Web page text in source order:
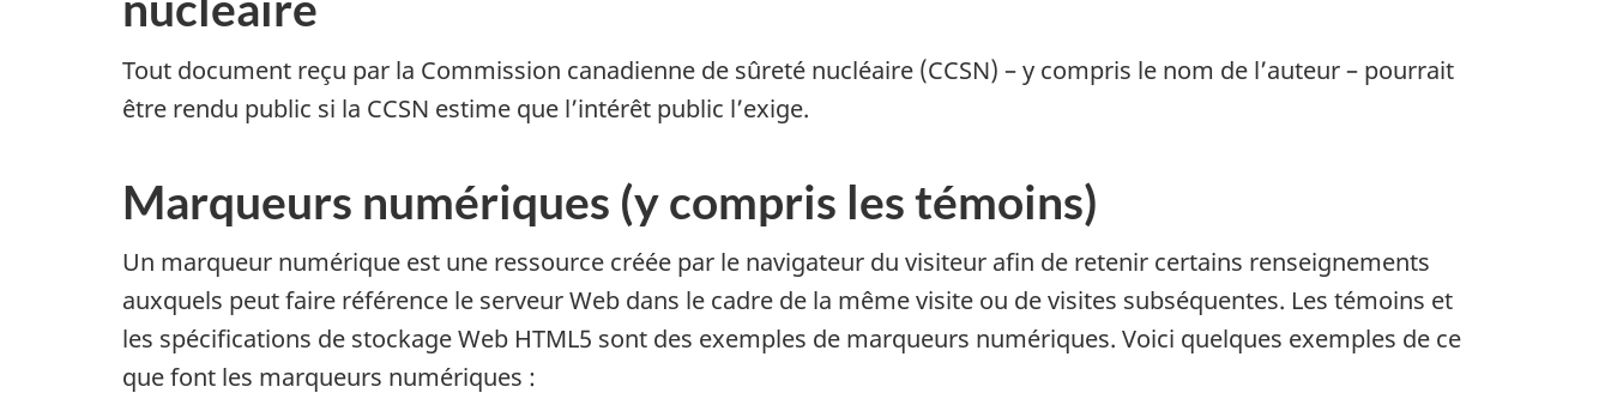
Tout document reçu par la Commission canadienne de sûreté nucléaire (CCSN) – y compris le nom de l’auteur – pourrait
être rendu public si la CCSN estime que l’intérêt public l’exige.
Marqueurs numériques (y compris les témoins)
Un marqueur numérique est une ressource créée par le navigateur du visiteur afin de retenir certains renseignements
auxquels peut faire référence le serveur Web dans le cadre de la même visite ou de visites subséquentes. Les témoins et
les spécifications de stockage Web HTML5 sont des exemples de marqueurs numériques. Voici quelques exemples de ce
que font les marqueurs numériques :